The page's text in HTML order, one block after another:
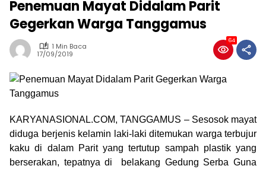
Penemuan Mayat Didalam Parit
Gegerkan Warga Tanggamus
1 Min Baca
17/09/2019
64
KARYANASIONAL.COM, TANGGAMUS – Sesosok mayat
diduga berjenis kelamin laki-laki ditemukan warga terbujur
kaku di dalam Parit yang tertutup sampah plastik yang
berserakan, tepatnya di belakang Gedung Serba Guna